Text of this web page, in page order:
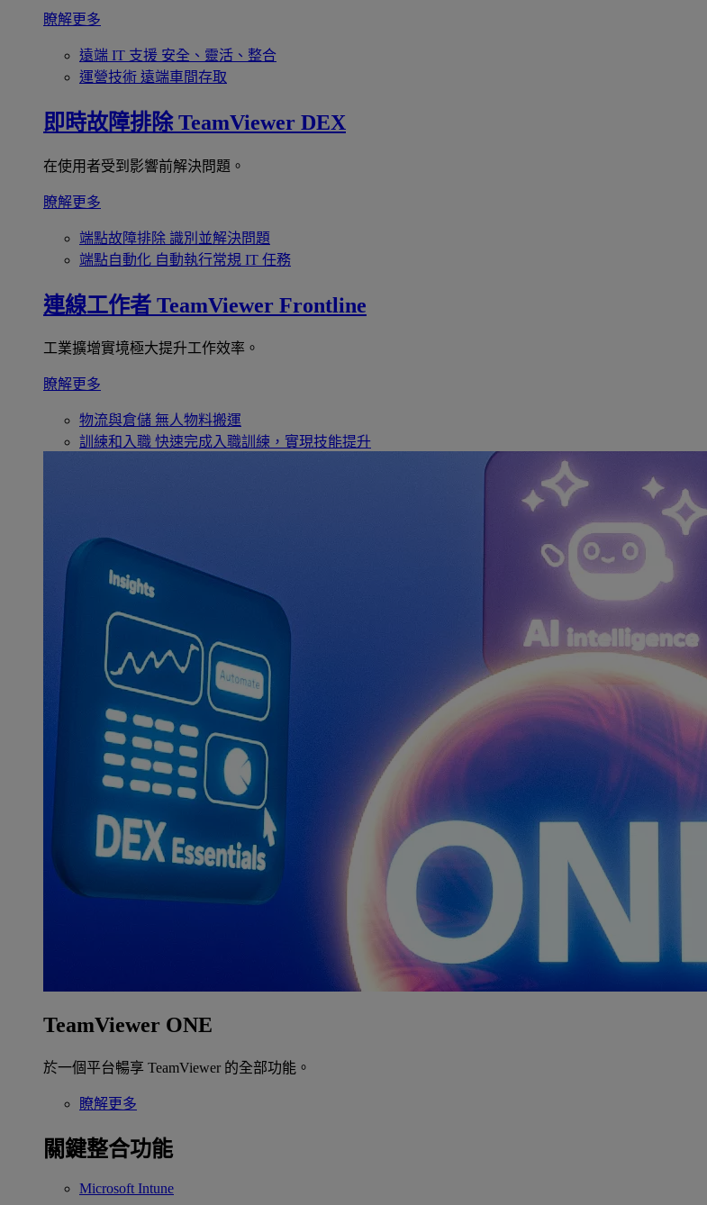
瞭解更多
遠端 IT 支援 安全、靈活、整合
運營技術 遠端車間存取
即時故障排除 TeamViewer DEX
在使用者受到影響前解決問題。
瞭解更多
端點故障排除 識別並解決問題
端點自動化 自動執行常規 IT 任務
連線工作者 TeamViewer Frontline
工業擴增實境極大提升工作效率。
瞭解更多
物流與倉儲 無人物料搬運
訓練和入職 快速完成入職訓練，實現技能提升
TeamViewer ONE
於一個平台暢享 TeamViewer 的全部功能。
瞭解更多
關鍵整合功能
Microsoft Intune